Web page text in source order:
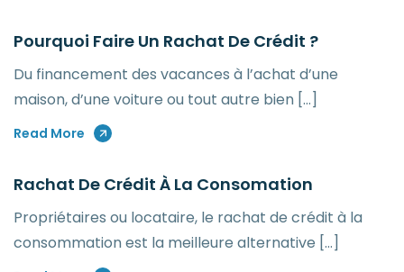
Pourquoi Faire Un Rachat De Crédit ?
Du financement des vacances à l’achat d’une
maison, d’une voiture ou tout autre bien […]
Read More
Rachat De Crédit À La Consomation
Propriétaires ou locataire, le rachat de crédit à la
consommation est la meilleure alternative […]